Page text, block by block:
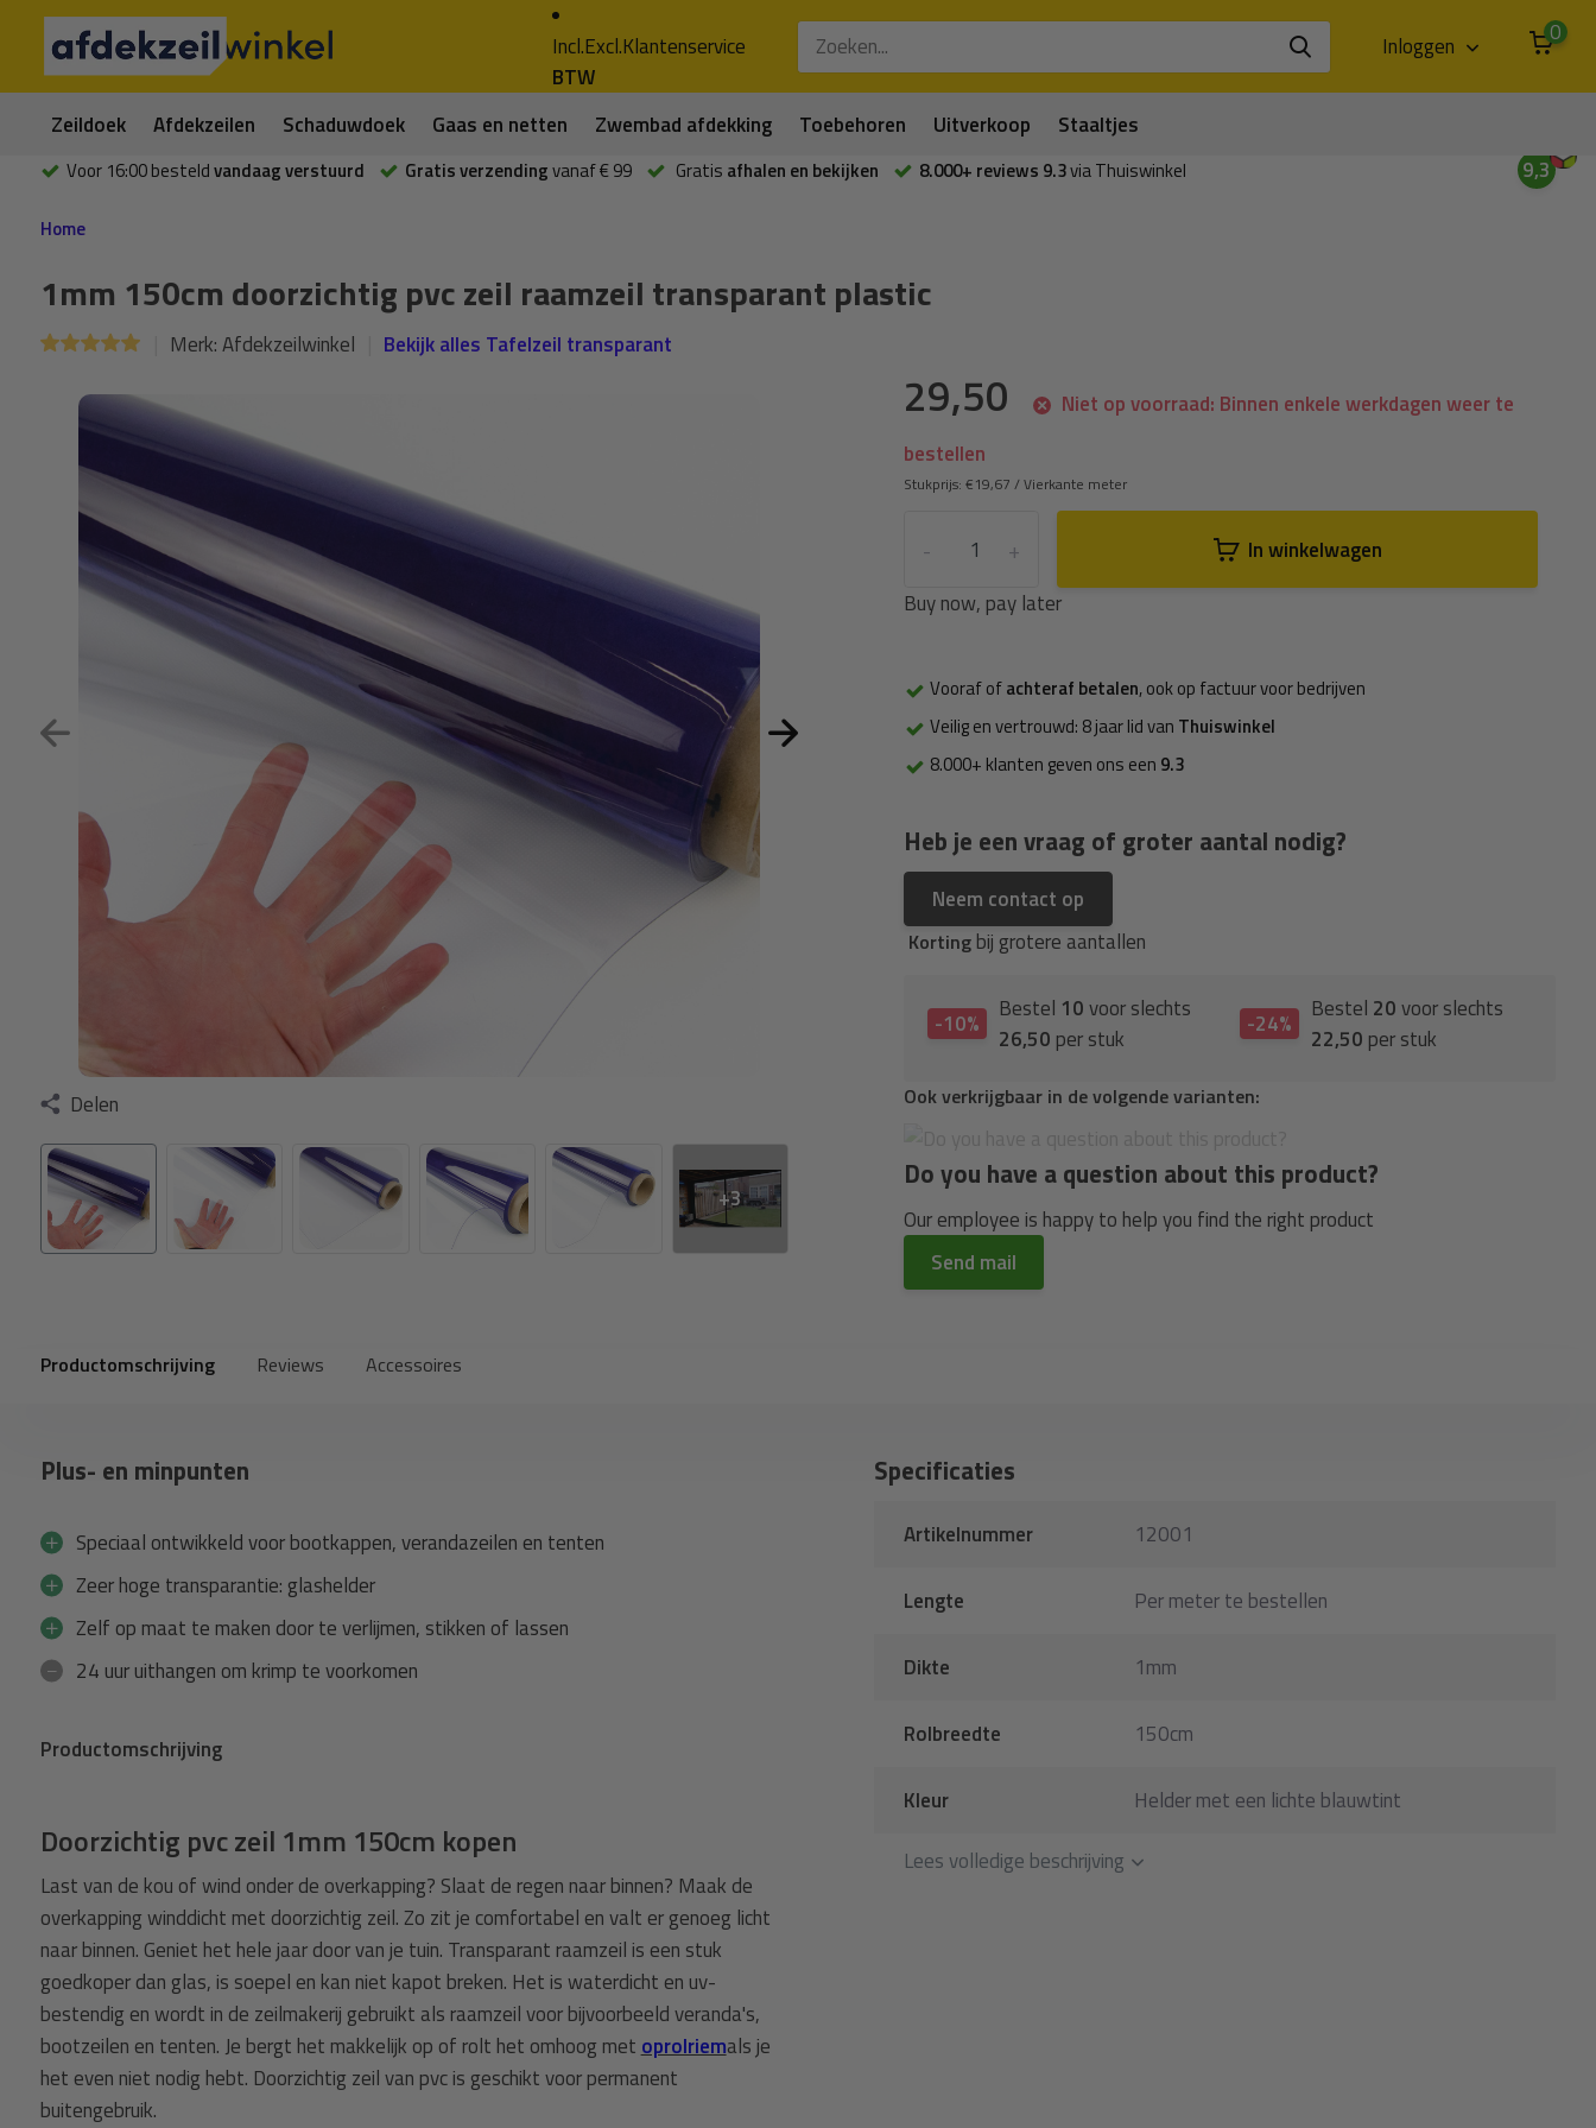
Incl.Excl.
BTW
Klantenservice Inloggen 0
Zeildoek Afdekzeilen Schaduwdoek Gaas en netten Zwembad afdekking Toebehoren Uitverkoop Staaltjes
Voor 16:00 besteldvandaag verstuurd Gratis verzendingvanaf € 99 Gratis afhalen en bekijken 8.000+ reviews 9.3via Thuiswinkel 9,3
Home
1mm 150cm doorzichtig pvc zeil raamzeil transparant plastic
Merk:Afdekzeilwinkel Bekijk alles Tafelzeil transparant
Delen
+3
29,50
Niet op voorraad: Binnen enkele werkdagen weer te
bestellen
Stukprijs:€19,67 /Vierkante meter
+
-
In winkelwagen
Buy now, pay later
Vooraf ofachteraf betalen, ook op factuur voor bedrijven
Veilig en vertrouwd: 8 jaar lid van Thuiswinkel
8.000+ klanten geven ons een 9.3
Heb je een vraag of groter aantal nodig?
Neem contact op
Korting bij grotere aantallen
-10% Bestel 10voor slechts
26,50 per stuk -24% Bestel 20voor slechts
22,50 per stuk
Ook verkrijgbaar in de volgende varianten:
Do you have a question about this product?
Our employee is happy to help you find the right product
Send mail
Productomschrijving Reviews Accessoires
Plus- en minpunten
Speciaal ontwikkeld voor bootkappen, verandazeilen en tenten
Zeer hoge transparantie: glashelder
Zelf op maat te maken door te verlijmen, stikken of lassen
24 uur uithangen om krimp te voorkomen
Productomschrijving
Doorzichtig pvc zeil 1mm 150cm kopen
Last van de kou of wind onder de overkapping? Slaat de regen naar binnen? Maak de
overkapping winddicht met doorzichtig zeil. Zo zit je comfortabel en valt er genoeg licht
naar binnen. Geniet het hele jaar door van je tuin. Transparant raamzeil is een stuk
goedkoper dan glas, is soepel en kan niet kapot breken. Het is waterdicht en uv-
bestendig en wordt in de zeilmakerij gebruikt als raamzeil voor bijvoorbeeld veranda's,
bootzeilen en tenten. Je bergt het makkelijk op of rolt het omhoog metoprolriemals je
het even niet nodig hebt. Doorzichtig zeil van pvc is geschikt voor permanent
buitengebruik.
Specificaties
Artikelnummer 12001
Lengte Per meter te bestellen
Dikte 1mm
Rolbreedte 150cm
Kleur
Helder met een lichte blauwtint
Lees volledige beschrijving